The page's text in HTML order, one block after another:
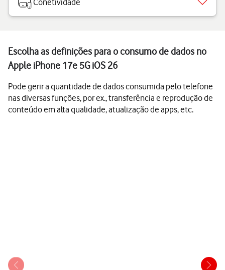
Conetividade
Escolha as definições para o consumo de dados no
Apple iPhone 17e 5G iOS 26
Pode gerir a quantidade de dados consumida pelo telefone
nas diversas funções, por ex., transferência e reprodução de
conteúdo em alta qualidade, atualização de apps, etc.